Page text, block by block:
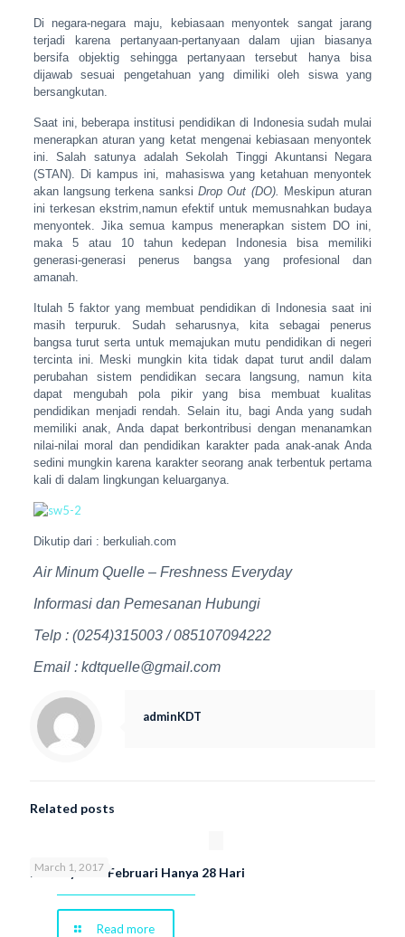
Di negara-negara maju, kebiasaan menyontek sangat jarang
terjadi karena pertanyaan-pertanyaan dalam ujian biasanya
bersifa objektig sehingga pertanyaan tersebut hanya bisa
dijawab sesuai pengetahuan yang dimiliki oleh siswa yang
bersangkutan.
Saat ini, beberapa institusi pendidikan di Indonesia sudah mulai
menerapkan aturan yang ketat mengenai kebiasaan menyontek
ini. Salah satunya adalah Sekolah Tinggi Akuntansi Negara
(STAN). Di kampus ini, mahasiswa yang ketahuan menyontek
akan langsung terkena sanksi Drop Out (DO).
Meskipun aturan
ini terkesan ekstrim,namun efektif untuk memusnahkan budaya
menyontek. Jika semua kampus menerapkan sistem DO ini,
maka 5 atau 10 tahun kedepan Indonesia bisa memiliki
generasi-generasi penerus bangsa yang profesional dan
amanah.
Itulah 5 faktor yang membuat pendidikan di Indonesia saat ini
masih terpuruk. Sudah seharusnya, kita sebagai penerus
bangsa turut serta untuk memajukan mutu pendidikan di negeri
tercinta ini. Meski mungkin kita tidak dapat turut andil dalam
perubahan sistem pendidikan secara langsung, namun kita
dapat mengubah pola pikir yang bisa membuat kualitas
pendidikan menjadi rendah. Selain itu, bagi Anda yang sudah
memiliki anak, Anda dapat berkontribusi dengan menanamkan
nilai-nilai moral dan pendidikan karakter pada anak-anak Anda
sedini mungkin karena karakter seorang anak terbentuk pertama
kali di dalam lingkungan keluarganya.
Dikutip dari : berkuliah.com
Air Minum Quelle – Freshness Everyday
Informasi dan Pemesanan Hubungi
Telp : (0254)315003 / 085107094222
Email : kdtquelle@gmail.com
adminKDT
Related posts
March 1, 2017
Ini Penyebab Februari Hanya 28 Hari
Read more